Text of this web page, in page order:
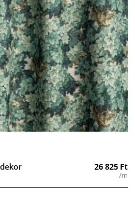
26 825 Ft
/m